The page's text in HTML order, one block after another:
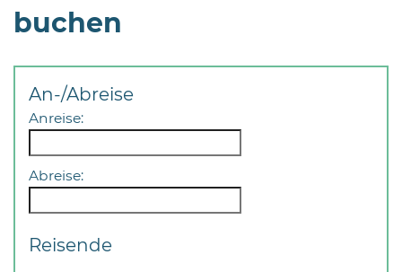
außerhalb
buchen
An-/Abreise
Anreise:
Abreise:
Reisende